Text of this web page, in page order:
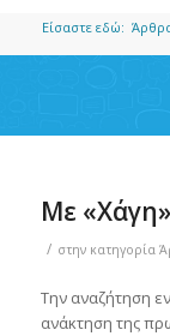
Είσαστε εδώ:
Με
/ στην κατηγορία
Την αναζήτηση
ανάκτηση της